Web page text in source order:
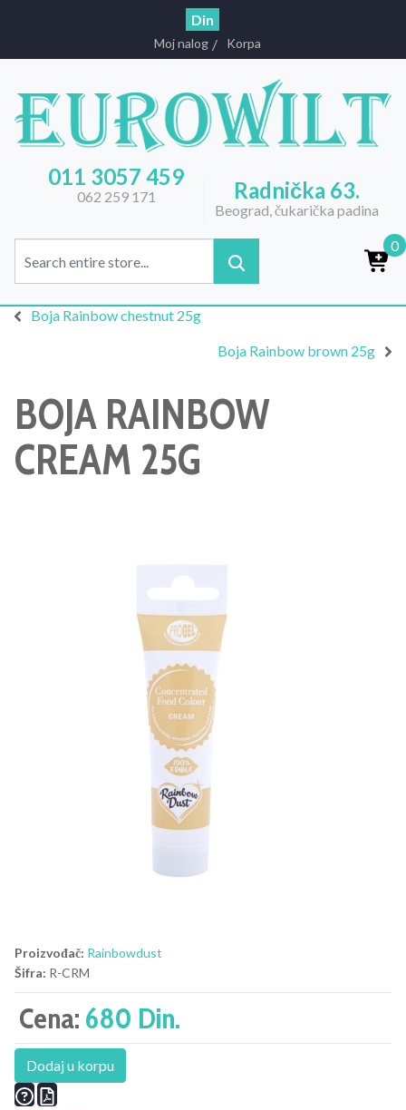
Din
Moj nalog Korpa
011 3057 459
062 259 171 Radnička 63.
Beograd, čukarička padina
0
Boja Rainbow chestnut 25g
Boja Rainbow brown 25g
BOJA RAINBOW
CREAM 25G
Proizvođač: Rainbowdust
Šifra: R-CRM
Cena: 680 Din.
Dodaj u korpu